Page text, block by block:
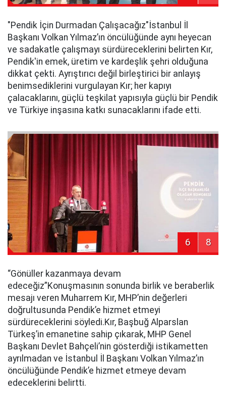
​"Pendik İçin Durmadan Çalışacağız"​İstanbul İl
Başkanı Volkan Yılmaz’ın öncülüğünde aynı heyecan
ve sadakatle çalışmayı sürdüreceklerini belirten Kır,
Pendik'in emek, üretim ve kardeşlik şehri olduğuna
dikkat çekti. Ayrıştırıcı değil birleştirici bir anlayış
benimsediklerini vurgulayan Kır; her kapıyı
çalacaklarını, güçlü teşkilat yapısıyla güçlü bir Pendik
ve Türkiye inşasına katkı sunacaklarını ifade etti.
6 8
“Gönüller kazanmaya devam
edeceğiz”Konuşmasının sonunda birlik ve beraberlik
mesajı veren Muharrem Kır, MHP’nin değerleri
doğrultusunda Pendik’e hizmet etmeyi
sürdüreceklerini söyledi.Kır, Başbuğ Alparslan
Türkeş’in emanetine sahip çıkarak, MHP Genel
Başkanı Devlet Bahçeli’nin gösterdiği istikametten
ayrılmadan ve İstanbul İl Başkanı Volkan Yılmaz’ın
öncülüğünde Pendik’e hizmet etmeye devam
edeceklerini belirtti.